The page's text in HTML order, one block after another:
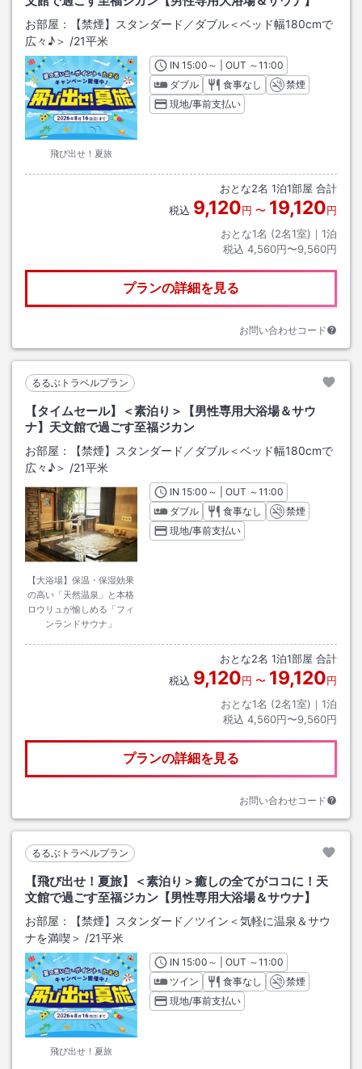
お部屋：
【禁煙】スタンダード／ダブル＜ベッド幅180cmで
広々♪＞ /21平米
飛び出せ！夏旅
INチェックイン
15:00 ～ | OUT チェックアウト
～11:00
ダブル
食事なし
禁煙
現地/事前支払い
おとな2名 1泊1部屋 合計
税込 9,120円 〜 19,120円
おとな1名 (2名1室)｜ 1泊
税込 4,560円〜9,560円
プランの詳細を見る
お問い合わせコード
るるぶトラベルプラン
【タイムセール】＜素泊り＞【男性専用大浴場＆サウ
ナ】天文館で過ごす至福ジカン
お部屋：
【禁煙】スタンダード／ダブル＜ベッド幅180cmで
広々♪＞ /21平米
【大浴場】保温・保湿効果
の高い「天然温泉」と本格
ロウリュが愉しめる「フィ
ンランドサウナ」
INチェックイン
15:00 ～ | OUT チェックアウト
～11:00
ダブル
食事なし
禁煙
現地/事前支払い
おとな2名 1泊1部屋 合計
税込 9,120円 〜 19,120円
おとな1名 (2名1室)｜ 1泊
税込 4,560円〜9,560円
プランの詳細を見る
お問い合わせコード
るるぶトラベルプラン
【飛び出せ！夏旅】＜素泊り＞癒しの全てがココに！天
文館で過ごす至福ジカン【男性専用大浴場＆サウナ】
お部屋：
【禁煙】スタンダード／ツイン＜気軽に温泉＆サウ
ナを満喫＞ /21平米
飛び出せ！夏旅
INチェックイン
15:00 ～ | OUT チェックアウト
～11:00
ツイン
食事なし
禁煙
現地/事前支払い